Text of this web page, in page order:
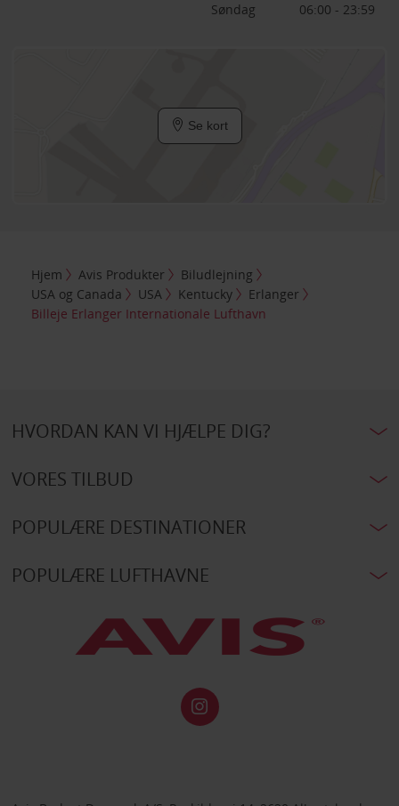
Søndag
06:00 - 23:59
Se kort
Hjem Avis Produkter
Biludlejning
USA og Canada
USA Kentucky
Erlanger
Billeje Erlanger Internationale Lufthavn
HVORDAN KAN VI HJÆLPE DIG?
VORES TILBUD
POPULÆRE DESTINATIONER
POPULÆRE LUFTHAVNE